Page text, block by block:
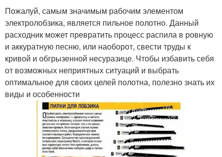
Пожалуй, самым значимым рабочим элементом
электролобзика, является пильное полотно. Данный
расходник может превратить процесс распила в ровную
и аккуратную песню, или наоборот, свести труды к
кривой и обгрызенной несуразице. Чтобы избавить себя
от возможных неприятных ситуаций и выбрать
оптимальное для своих целей полотна, полезно знать их
виды и особенности